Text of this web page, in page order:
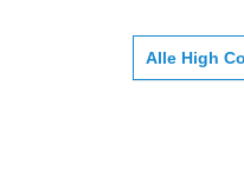
Alle High